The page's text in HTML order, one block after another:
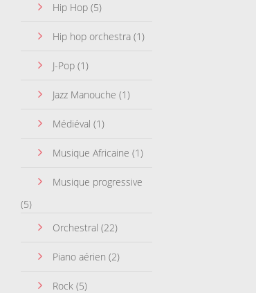
Hip Hop (5)
Hip hop orchestra (1)
J-Pop (1)
Jazz Manouche (1)
Médiéval (1)
Musique Africaine (1)
Musique progressive
(5)
Orchestral (22)
Piano aérien (2)
Rock (5)